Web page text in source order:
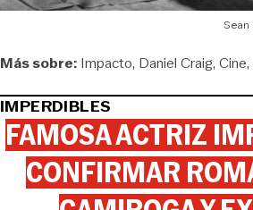
Sean
Más sobre: Impacto Daniel Craig Cine
IMPERDIBLES
FAMOSA ACTRIZ
CONFIRMAR